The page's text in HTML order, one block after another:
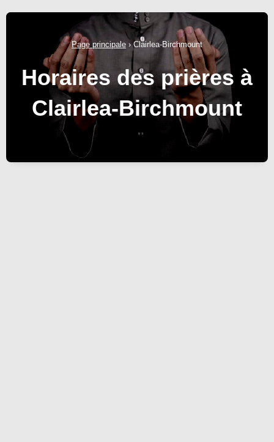
Page principale ›Clairlea-Birchmount
Horaires des prières à
Clairlea-Birchmount